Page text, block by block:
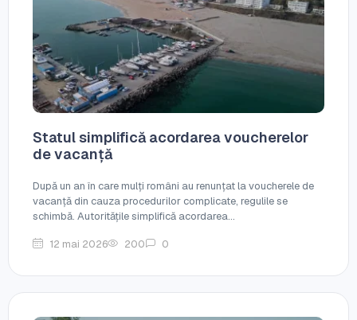
Statul simplifică acordarea voucherelor
de vacanță
După un an în care mulți români au renunțat la voucherele de
vacanță din cauza procedurilor complicate, regulile se
schimbă. Autoritățile simplifică acordarea...
12 mai 2026 200 0